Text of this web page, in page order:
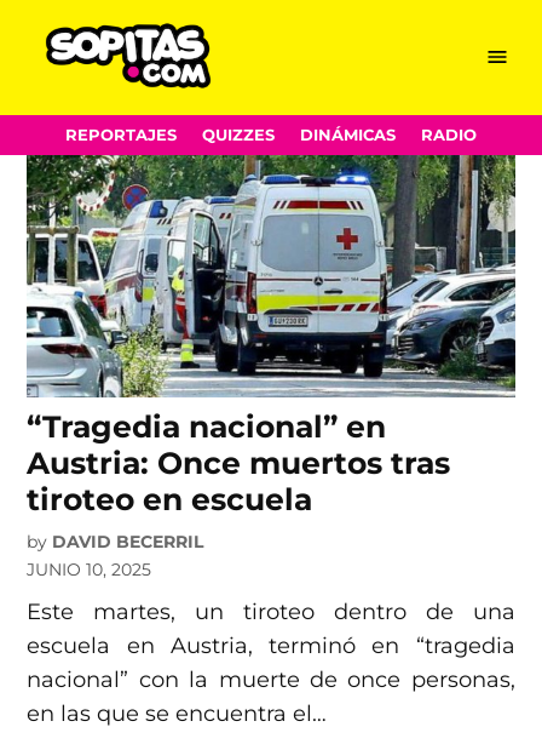
content
Menu
REPORTAJES QUIZZES DINÁMICAS RADIO
austria
“Tragedia nacional” en
Austria: Once muertos tras
tiroteo en escuela
by DAVID BECERRIL
JUNIO 10, 2025
Este martes, un tiroteo dentro de una
escuela en Austria, terminó en “tragedia
nacional” con la muerte de once personas,
en las que se encuentra el…